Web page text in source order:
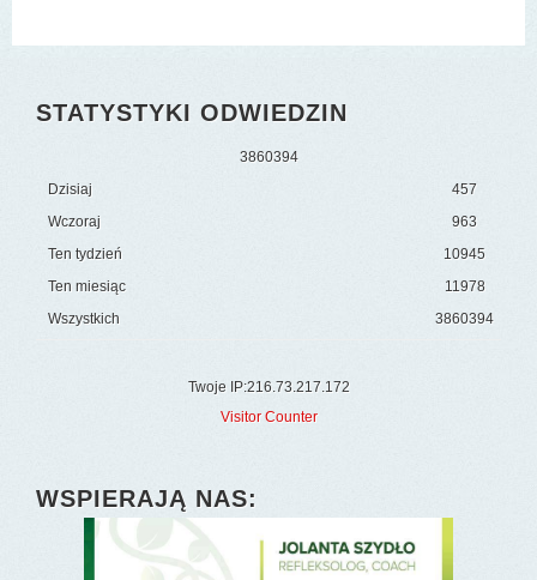
STATYSTYKI ODWIEDZIN
3860394
Dzisiaj
Wczoraj
Ten tydzień
Ten miesiąc
Wszystkich
457
963
10945
11978
3860394
Twoje IP:216.73.217.172
Visitor Counter
WSPIERAJĄ NAS: